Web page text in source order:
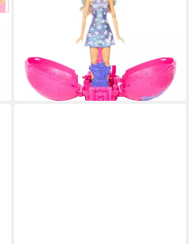
Barbie Roll & Reveal, blond
mit Discokugel-Verpackung
UVP34,99 €
-12%
lieferbar - in 1-2 Werktagen bei dir